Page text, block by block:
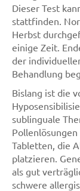
Dieser Test
stattfinden.
Herbst
einige Zeit.
der
Behandlung
Bislang ist die
sublinguale
Tabletten, die
platzieren.
als gut
schwere